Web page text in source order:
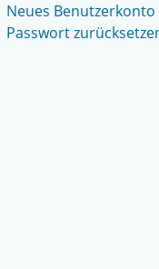
Neues
Passwort